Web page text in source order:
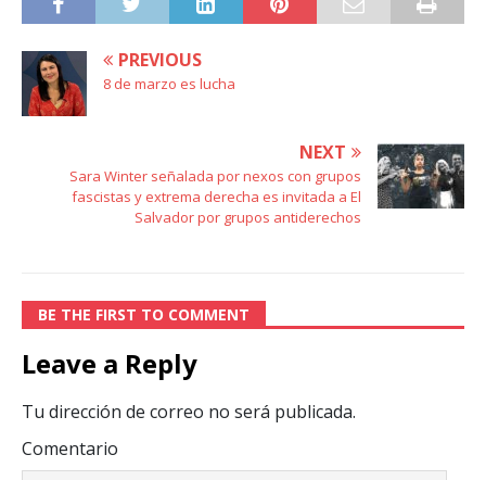
PREVIOUS
8 de marzo es lucha
NEXT
Sara Winter señalada por nexos con grupos
fascistas y extrema derecha es invitada a El
Salvador por grupos antiderechos
BE THE FIRST TO COMMENT
Leave a Reply
Tu dirección de correo no será publicada.
Comentario